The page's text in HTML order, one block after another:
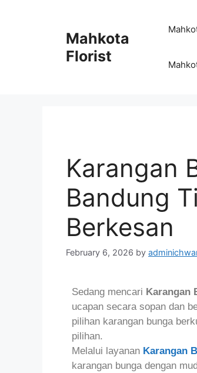
Mahkota
Florist
Karangan
Bandung
Berkesan
February 6, 2026 by
Sedang mencari Karangan
ucapan secara sopan dan
pilihan karangan bunga
pilihan.
Melalui layanan Karangan
karangan bunga dengan